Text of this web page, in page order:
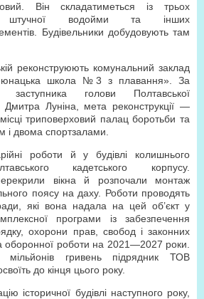
Він складатиметься із трьох
штучної водойми та інших
Будівельники добудовують там
реконструюють комунальний заклад
юнацька школа №3 з плавання». За
голови Полтавської
Дмитра Луніна, мета реконструкції —
триповерховий палац боротьби та
і двома спортзалами.
роботи й у будівлі колишнього
кадетського корпусу.
вікна й розпочали монтаж
поясу на даху. Роботи проводять
які вона надала на цей об’єкт у
програми із забезпечення
охорони прав, свобод і законних
оборонної роботи на 2021—2027 роки.
гривень підрядник ТОВ
до кінця цього року.
історичної будівлі наступного року,